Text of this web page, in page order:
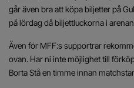
går även bra att köpa biljetter på
på lördag då biljettluckorna i
Även för MFF:s supportrar
ovan. Har ni inte möjlighet till
Borta Stå en timme innan